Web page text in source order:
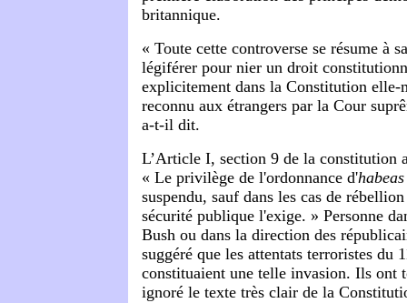
britannique.
« Toute cette controverse se résume à
légiférer pour nier un droit
explicitement dans la Constitution elle-
reconnu aux étrangers par la Cour
a-t-il dit.
L’Article I, section 9 de la constitution
« Le privilège de l'ordonnance d'
suspendu, sauf dans les cas de
sécurité publique l'exige. » Personne
Bush ou dans la direction des
suggéré que les attentats terroristes du
constituaient une telle invasion. Ils ont
ignoré le texte très clair de la